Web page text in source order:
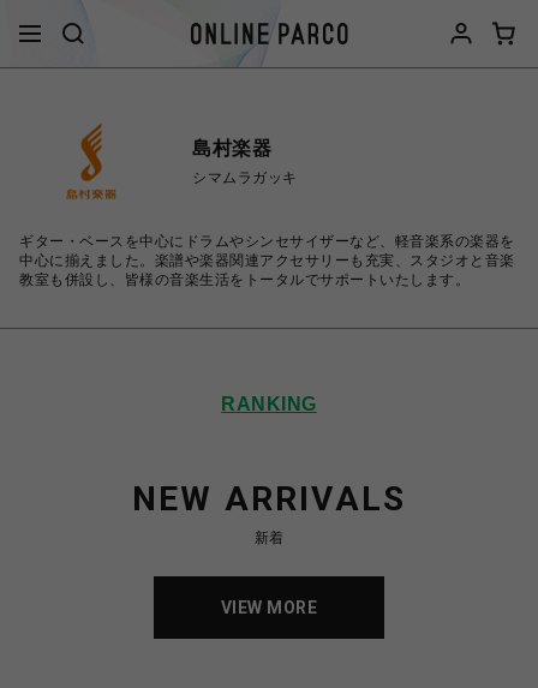
島村楽器
シマムラガッキ
ギター・ベースを中心にドラムやシンセサイザーなど、軽音楽系の楽器を
中心に揃えました。楽譜や楽器関連アクセサリーも充実、スタジオと音楽
教室も併設し、皆様の音楽生活をトータルでサポートいたします。
RANKING
NEW ARRIVALS
新着
VIEW MORE